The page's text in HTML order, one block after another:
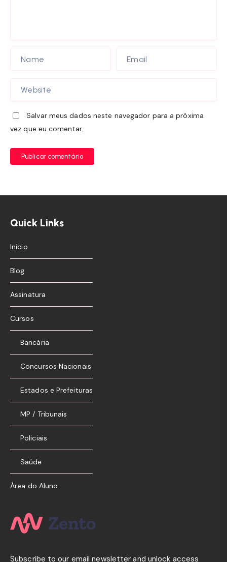
Salvar meus dados neste navegador para a próxima
vez que eu comentar.
Publicar comentário
Quick Links
Início
Blog
Assinatura
Cursos
Bancária
Concursos Nacionais
Estados e Prefeituras
MP / Tribunais
Policiais
Saúde
Área do Aluno
Subscribe to our email newsletter and unlock access